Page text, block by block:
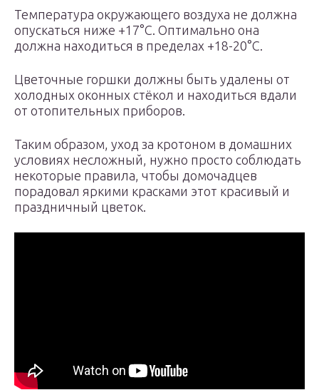
Температура окружающего воздуха не должна
опускаться ниже +17°С. Оптимально она
должна находиться в пределах +18-20°С.
Цветочные горшки должны быть удалены от
холодных оконных стёкол и находиться вдали
от отопительных приборов.
Таким образом, уход за кротоном в домашних
условиях несложный, нужно просто соблюдать
некоторые правила, чтобы домочадцев
порадовал яркими красками этот красивый и
праздничный цветок.